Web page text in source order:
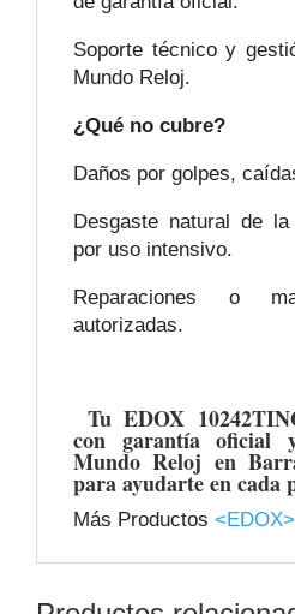
Soporte técnico y
Mundo Reloj.
¿Qué no cubre?
Daños por golpes,
Desgaste natural de
por uso intensivo.
Reparaciones o
autorizadas.
Tu EDOX
con garantía oficial
Mundo Reloj en
para ayudarte en cada
Más Productos <EDOX>